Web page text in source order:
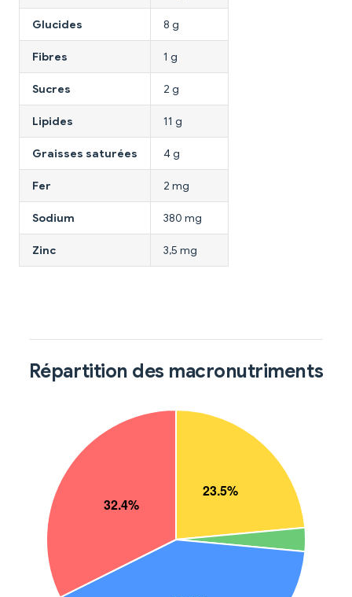
Glucides 8 g
Fibres 1 g
Sucres 2 g
Lipides 11 g
Graisses saturées 4 g
Fer 2 mg
Sodium 380 mg
Zinc 3,5 mg
Répartition des macronutriments